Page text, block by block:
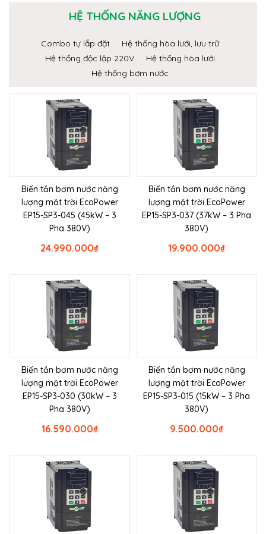
HỆ THỐNG NĂNG LƯỢNG
Combo tự lắp đặt
Hệ thống hòa lưới, lưu trữ
Hệ thống độc lập 220V
Hệ thống hòa lưới
Hệ thống bơm nước
Biến tần bơm nước năng
lượng mặt trời EcoPower
EP15-SP3-045 (45kW – 3
Pha 380V)
₫
24.990.000
Biến tần bơm nước năng
lượng mặt trời EcoPower
EP15-SP3-037 (37kW – 3 Pha
380V)
₫
19.900.000
Biến tần bơm nước năng
lượng mặt trời EcoPower
EP15-SP3-030 (30kW – 3
Pha 380V)
₫
16.590.000
Biến tần bơm nước năng
lượng mặt trời EcoPower
EP15-SP3-015 (15kW – 3 Pha
380V)
₫
9.500.000